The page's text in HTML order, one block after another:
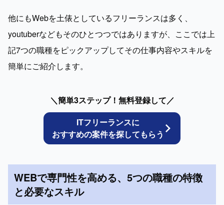
他にもWebを土俵としているフリーランスは多く、
youtuberなどもそのひとつつではありますが、ここでは上
記7つの職種をピックアップしてその仕事内容やスキルを
簡単にご紹介します。
＼簡単3ステップ！無料登録して／
ITフリーランスに
おすすめの案件を探してもらう
WEBで専門性を高める、5つの職種の特徴
と必要なスキル